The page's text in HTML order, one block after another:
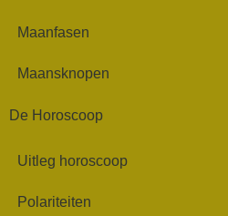
Maanfasen
Maansknopen
De Horoscoop
Uitleg horoscoop
Polariteiten